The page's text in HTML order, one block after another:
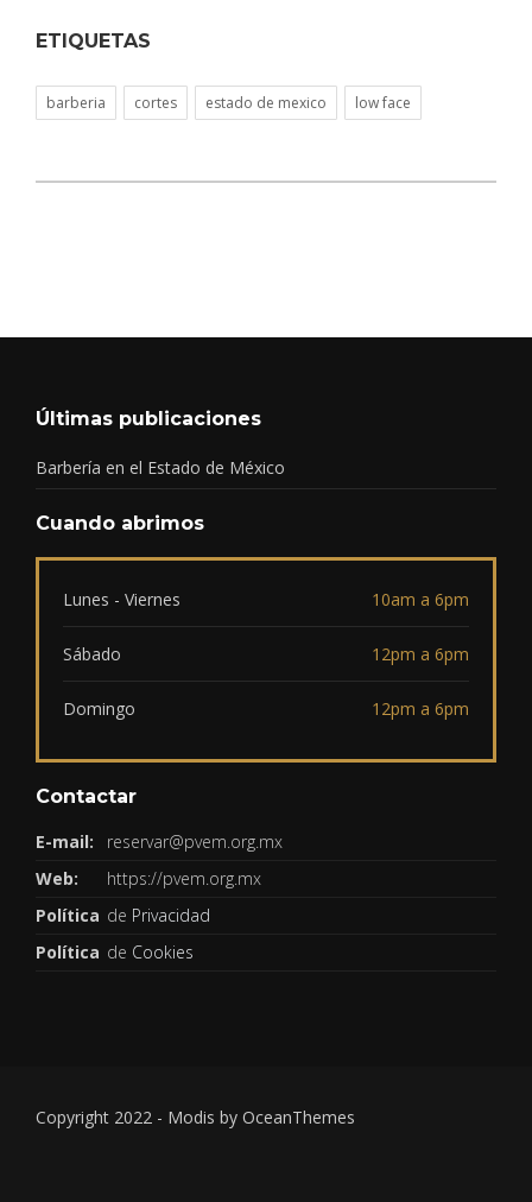
ETIQUETAS
barberia cortes estado de mexico low face
Últimas publicaciones
Barbería en el Estado de México
Cuando abrimos
Lunes - Viernes 10am a 6pm
Sábado 12pm a 6pm
Domingo 12pm a 6pm
Contactar
E-mail:
reservar@pvem.org.mx
Web:
https://pvem.org.mx
Política de Privacidad
Política de Cookies
Copyright 2022 - Modis by OceanThemes